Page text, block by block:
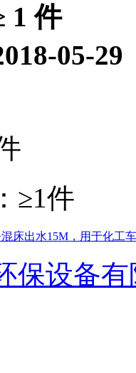
1 件
05-29
≥1件
床出水15M，用于化工
保设备